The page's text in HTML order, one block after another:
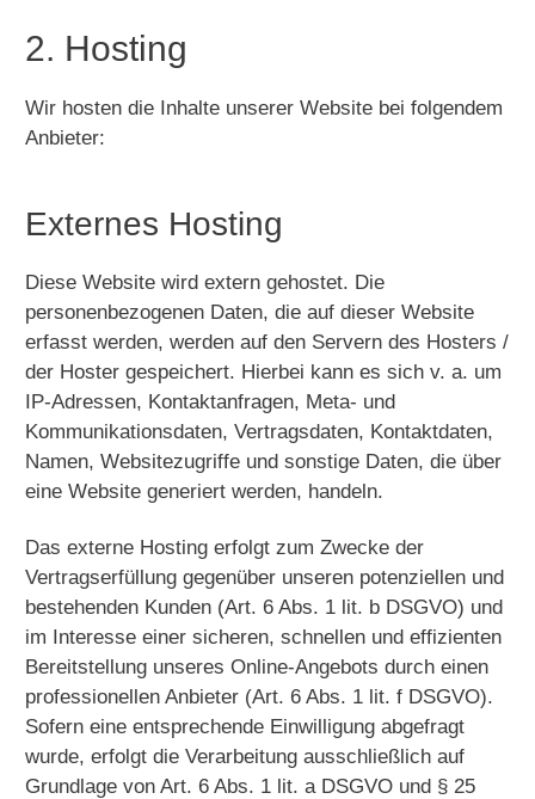
2. Hosting
Wir hosten die Inhalte unserer Website bei folgendem
Anbieter:
Externes Hosting
Diese Website wird extern gehostet. Die
personenbezogenen Daten, die auf dieser Website
erfasst werden, werden auf den Servern des Hosters /
der Hoster gespeichert. Hierbei kann es sich v. a. um
IP-Adressen, Kontaktanfragen, Meta- und
Kommunikationsdaten, Vertragsdaten, Kontaktdaten,
Namen, Websitezugriffe und sonstige Daten, die über
eine Website generiert werden, handeln.
Das externe Hosting erfolgt zum Zwecke der
Vertragserfüllung gegenüber unseren potenziellen und
bestehenden Kunden (Art. 6 Abs. 1 lit. b DSGVO) und
im Interesse einer sicheren, schnellen und effizienten
Bereitstellung unseres Online-Angebots durch einen
professionellen Anbieter (Art. 6 Abs. 1 lit. f DSGVO).
Sofern eine entsprechende Einwilligung abgefragt
wurde, erfolgt die Verarbeitung ausschließlich auf
Grundlage von Art. 6 Abs. 1 lit. a DSGVO und § 25